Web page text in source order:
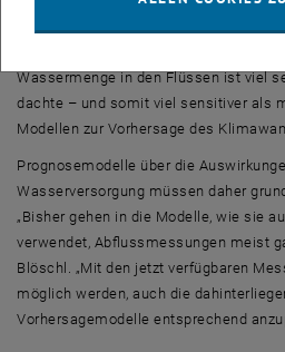
Wassermenge in den Flüssen ist viel
dachte – und somit viel sensitiver als
Modellen zur Vorhersage des
Prognosemodelle über die
Wasserversorgung müssen daher
„Bisher gehen in die Modelle, wie sie
verwendet, Abflussmessungen meist
Blöschl. „Mit den jetzt verfügbaren
möglich werden, auch die
Vorhersagemodelle entsprechend